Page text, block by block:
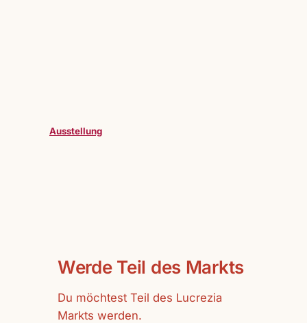
Ausstellung
Werde Teil des Markts
Du möchtest Teil des Lucrezia
Markts werden.